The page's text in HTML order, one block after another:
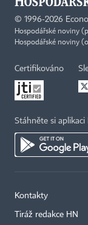
© 1996-2026
Hospodářské noviny
Hospodářské noviny
Certifikováno
Stáhněte si aplikaci
Kontakty
Tiráž redakce HN